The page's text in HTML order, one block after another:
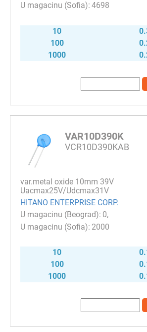
4698
10
100
1000
VAR10D390K
VCR10D390KAB
var.metal oxide 10mm 39V
Uacmax25V/Udcmax31V
HITANO ENTERPRISE CORP.
0
2000
10
100
1000